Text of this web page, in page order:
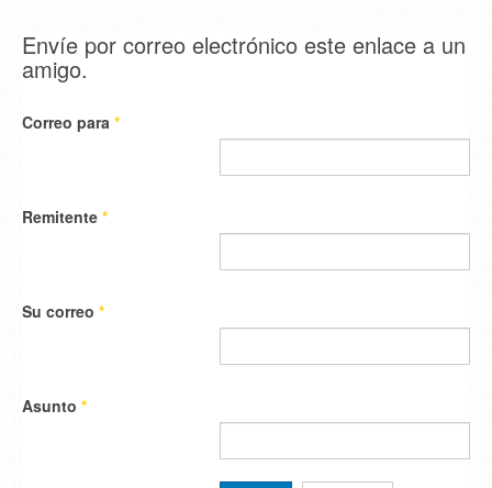
Envíe por correo electrónico este enlace a un
amigo.
Correo para *
Remitente *
Su correo *
Asunto *